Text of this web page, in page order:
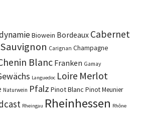
Biowein Bordeaux Cabernet
Carignan Champagne
BlancFranken Gamay
Languedoc Loire Merlot
Naturwein Pfalz Pinot Blanc Pinot Meunier
Rheingau Rheinhessen Rhône